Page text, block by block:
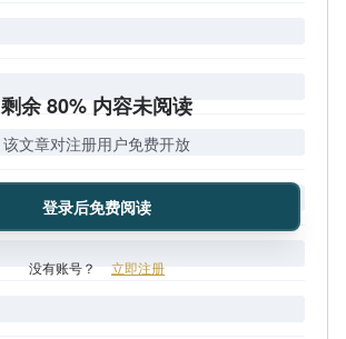
剩余 80% 内容未阅读
该文章对注册用户免费开放
登录后免费阅读
没有账号？ 立即注册